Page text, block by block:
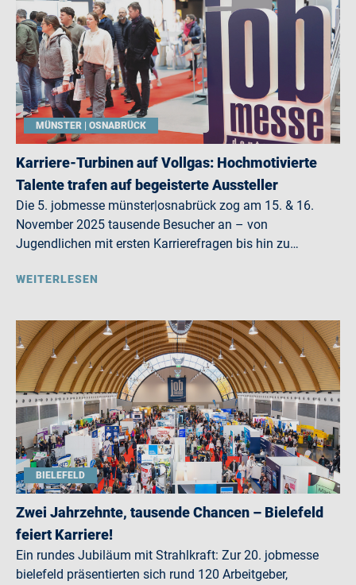
MÜNSTER | OSNABRÜCK
Karriere-Turbinen auf Vollgas: Hochmotivierte
Talente trafen auf begeisterte Aussteller
Die 5. jobmesse münster|osnabrück zog am 15. & 16.
November 2025 tausende Besucher an – von
Jugendlichen mit ersten Karrierefragen bis hin zu…
WEITERLESEN
BIELEFELD
Zwei Jahrzehnte, tausende Chancen – Bielefeld
feiert Karriere!
Ein rundes Jubiläum mit Strahlkraft: Zur 20. jobmesse
bielefeld präsentierten sich rund 120 Arbeitgeber,